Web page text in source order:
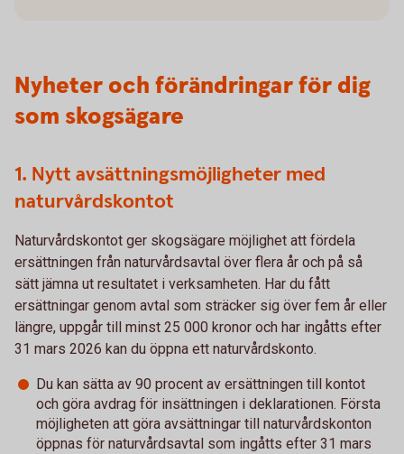
Nyheter och förändringar för dig
som skogsägare
1. Nytt avsättningsmöjligheter med
naturvårdskontot
Naturvårdskontot ger skogsägare möjlighet att fördela
ersättningen från naturvårdsavtal över flera år och på så
sätt jämna ut resultatet i verksamheten. Har du fått
ersättningar genom avtal som sträcker sig över fem år eller
längre, uppgår till minst 25 000 kronor och har ingåtts efter
31 mars 2026 kan du öppna ett naturvårdskonto.
Du kan sätta av 90 procent av ersättningen till kontot
och göra avdrag för insättningen i deklarationen. Första
möjligheten att göra avsättningar till naturvårdskonton
öppnas för naturvårdsavtal som ingåtts efter 31 mars